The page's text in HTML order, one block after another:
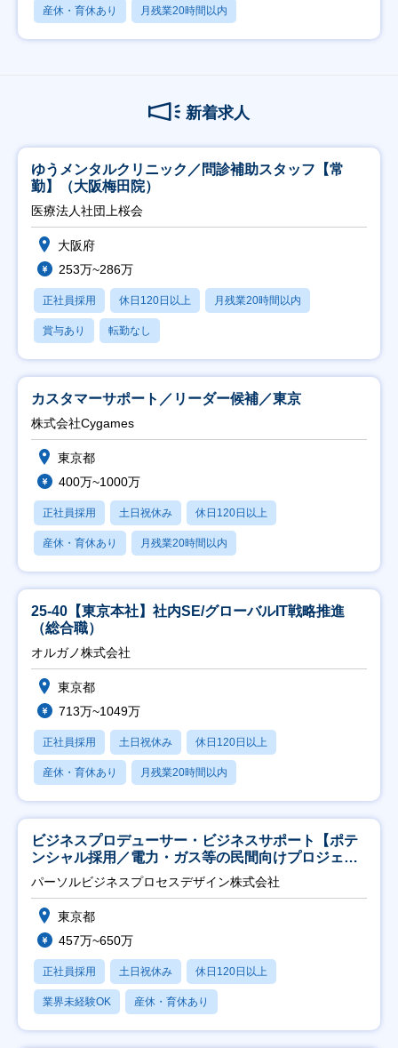
産休・育休あり 月残業20時間以内
新着求人
ゆうメンタルクリニック／問診補助スタッフ【常
勤】（大阪梅田院）
医療法人社団上桜会
大阪府
253万~286万
正社員採用 休日120日以上 月残業20時間以内
賞与あり 転勤なし
カスタマーサポート／リーダー候補／東京
株式会社Cygames
東京都
400万~1000万
正社員採用 土日祝休み 休日120日以上
産休・育休あり 月残業20時間以内
25-40【東京本社】社内SE/グローバルIT戦略推進
（総合職）
オルガノ株式会社
東京都
713万~1049万
正社員採用 土日祝休み 休日120日以上
産休・育休あり 月残業20時間以内
ビジネスプロデューサー・ビジネスサポート【ポテ
ンシャル採用／電力・ガス等の民間向けプロジェク
ト推進】
パーソルビジネスプロセスデザイン株式会社
東京都
457万~650万
正社員採用 土日祝休み 休日120日以上
業界未経験OK 産休・育休あり